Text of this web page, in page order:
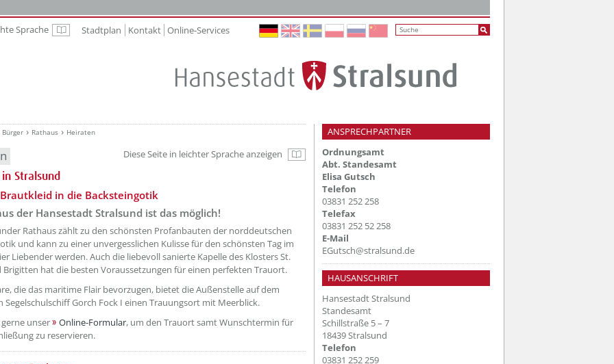
Sprache Leichte Sprache
Stadtplan Kontakt Online-Services
Bürger Rathaus Heiraten
Diese Seite in leichter Sprache anzeigen Zur einfachen Variante
Stralsund
titel ???
in die Backsteingotik
der Hansestadt Stralsund ist das möglich!
Rathaus zählt zu den schönsten Profanbauten der norddeutschen
und kann zu einer unvergesslichen Kulisse für den schönsten Tag im
Liebender werden. Auch die liebevoll sanierte Kapelle des Klosters St.
Brigitten hat die besten Voraussetzungen für einen perfekten Trauort.
die das maritime Flair bevorzugen, bietet die Außenstelle auf dem
Segelschulschiff Gorch Fock I einen Trauungsort mit Meerblick.
unser
Online-Formular, um den Trauort samt Wunschtermin für
zu reservieren.
ANSPRECHPARTNER
Ordnungsamt
Abt. Standesamt
Elisa Gutsch
Telefon
03831 252 258
Telefax
03831 252 52 258
E-Mail
EGutsch@stralsund.de
HAUSANSCHRIFT
Hansestadt Stralsund
Standesamt
Schillstraße 5 – 7
18439 Stralsund
Telefon
03831 252 259